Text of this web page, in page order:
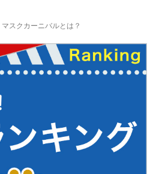
マスクカーニバルとは？